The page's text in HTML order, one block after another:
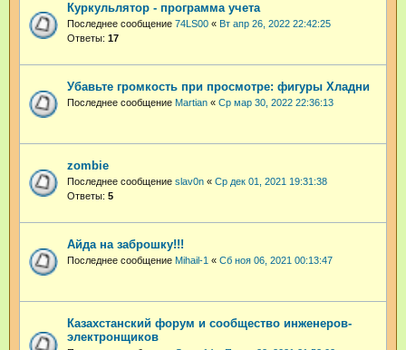
Куркульлятор - программа учета
Последнее сообщение 74LS00 « Вт апр 26, 2022 22:42:25
Ответы: 17
Убавьте громкость при просмотре: фигуры Хладни
Последнее сообщение Martian « Ср мар 30, 2022 22:36:13
zombie
Последнее сообщение slav0n « Ср дек 01, 2021 19:31:38
Ответы: 5
Айда на заброшку!!!
Последнее сообщение Mihail-1 « Сб ноя 06, 2021 00:13:47
Казахстанский форум и сообщество инженеров-
электронщиков